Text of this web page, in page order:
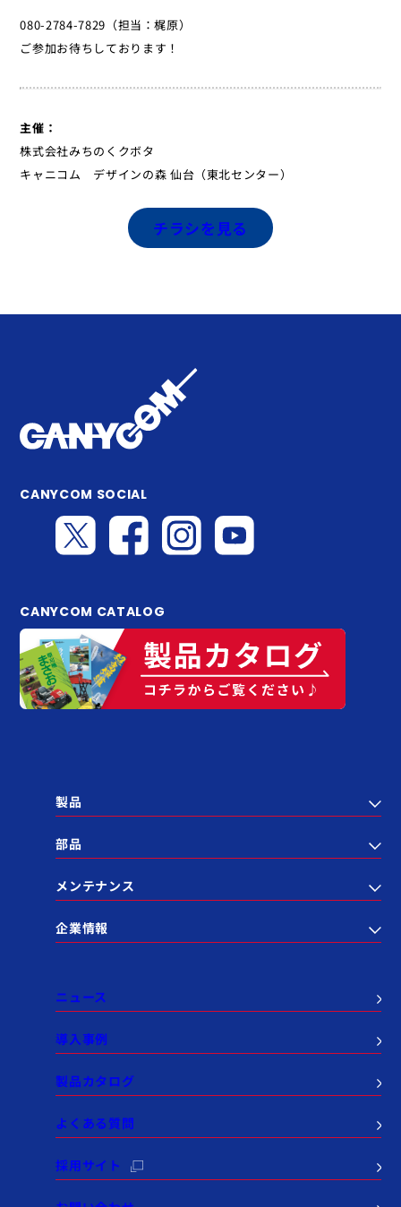
080-2784-7829（担当：梶原）
ご参加お待ちしております！
主催：
株式会社みちのくクボタ
キャニコム デザインの森 仙台（東北センター）
チラシを見る
CANYCOM SOCIAL
CANYCOM CATALOG
製品
部品
メンテナンス
企業情報
ニュース
導入事例
製品カタログ
よくある質問
採用サイト